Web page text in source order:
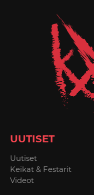
UUTISET
Uutiset
Keikat & Festarit
Videot